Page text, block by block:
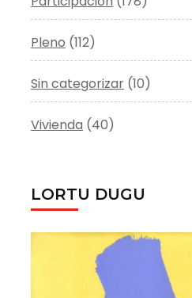
Pleno (112)
Sin categorizar (10)
Vivienda (40)
LORTU DUGU